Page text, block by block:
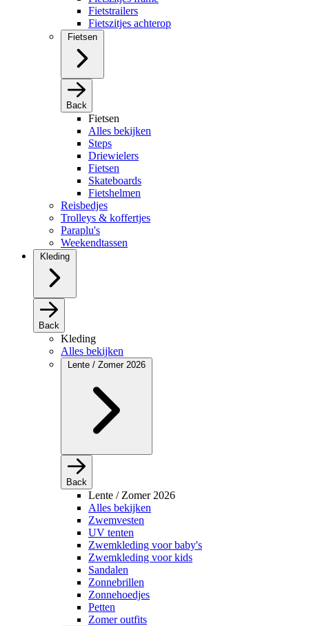
Fietstrailers
Fietszitjes achterop
Fietsen
Back
Fietsen
Alles bekijken
Steps
Driewielers
Fietsen
Skateboards
Fietshelmen
Reisbedjes
Trolleys & koffertjes
Paraplu's
Weekendtassen
Kleding
Back
Kleding
Alles bekijken
Lente / Zomer 2026
Back
Lente / Zomer 2026
Alles bekijken
Zwemvesten
UV tenten
Zwemkleding voor baby's
Zwemkleding voor kids
Sandalen
Zonnebrillen
Zonnehoedjes
Petten
Zomer outfits